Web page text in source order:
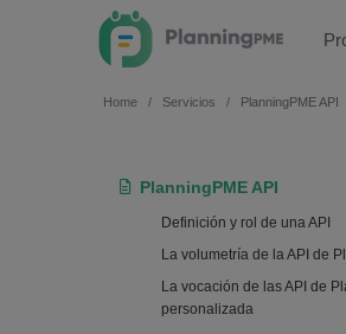
Home Servicios PlanningPME API
PlanningPME API
Definición y rol de una API
La volumetría de la API de
La vocación de las API de
personalizada